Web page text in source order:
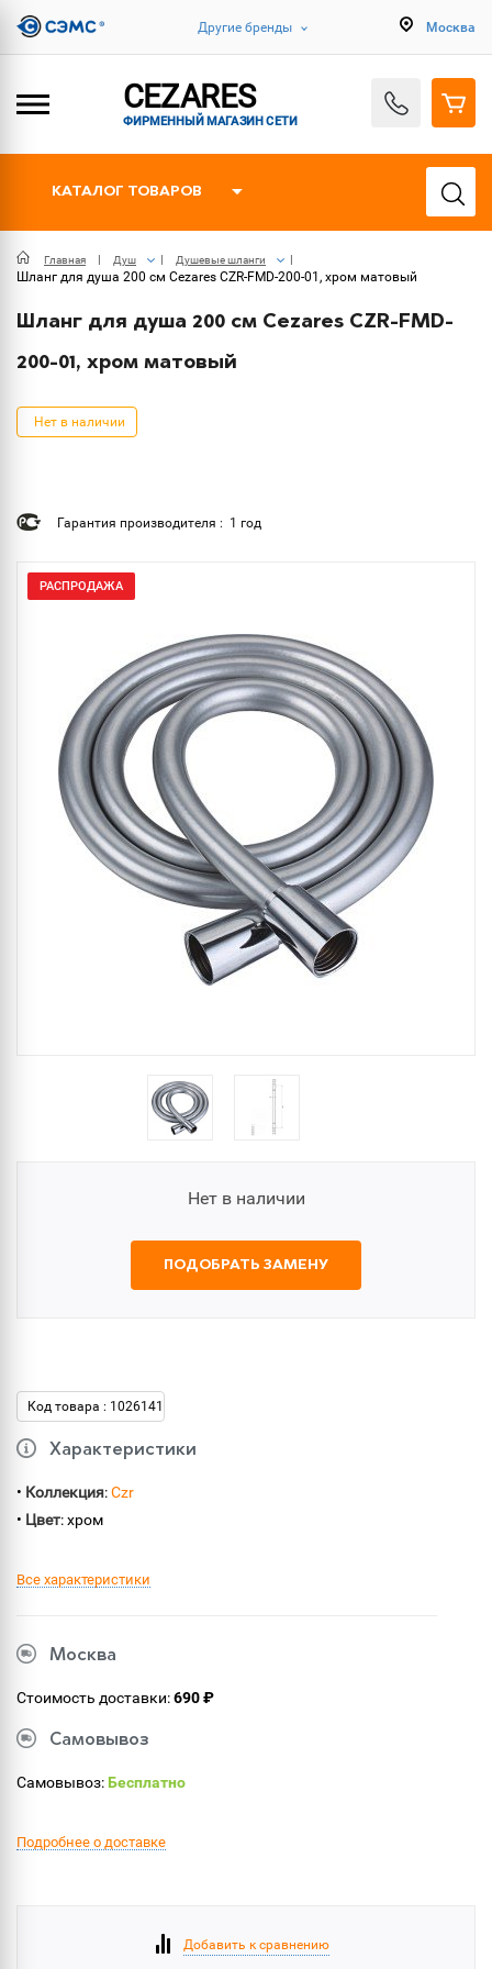
Другие бренды Москва
CEZARES
ФИРМЕННЫЙ МАГАЗИН СЕТИ
КАТАЛОГ ТОВАРОВ
Главная Душ Душевые шланги
Шланг для душа 200 см Cezares CZR-FMD-200-01, хром матовый
Шланг для душа 200 см Cezares CZR-FMD-
200-01, хром матовый
Нет в наличии
Гарантия производителя : 1 год
РАСПРОДАЖА
Нет в наличии
ПОДОБРАТЬ ЗАМЕНУ
Код товара : 1026141
Характеристики
• Коллекция:Czr
• Цвет: хром
Все характеристики
Москва
Стоимость доставки:690 ₽
Самовывоз
Самовывоз:Бесплатно
Подробнее о доставке
Добавить к сравнению